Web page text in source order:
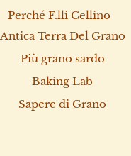
Perché F.lli Cellino
Antica Terra Del Grano
Più grano sardo
Baking Lab
Sapere di Grano